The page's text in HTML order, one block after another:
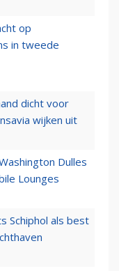
op
in tweede
dicht voor
wijken uit
Dulles
Lounges
Schiphol als best